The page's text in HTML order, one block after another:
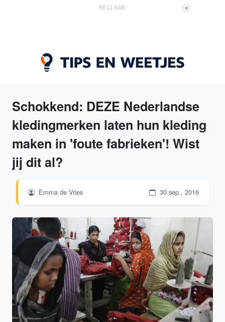
RECLAME X
Schokkend: DEZE Nederlandse
kledingmerken laten hun kleding
maken in 'foute fabrieken'! Wist
jij dit al?
Emma de Vries 30 sep., 2016